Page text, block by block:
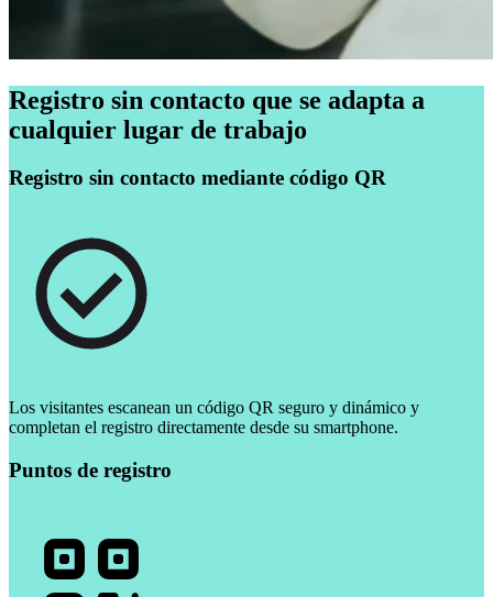
Registro sin contacto que se adapta a
cualquier lugar de trabajo
Registro sin contacto mediante código QR
Los visitantes escanean un código QR seguro y dinámico y
completan el registro directamente desde su smartphone.
Puntos de registro